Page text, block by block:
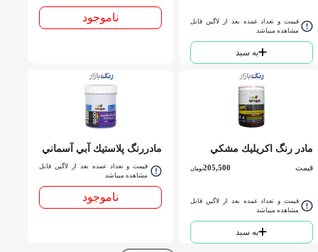
قیمت و تعداد عمده بعد از لاگین قابل
مشاهده میباشد
به سبد
ناموجود
مادر رنگ اكريليك مشكي
قیمت 205,500تومان
قیمت و تعداد عمده بعد از لاگین قابل
مشاهده میباشد
به سبد
مادررنگ پلاستيك آبي آسماني
P.V.A الوان کد 867 كوارتقیمت و تعداد عمده بعد از لاگین قابل
مشاهده میباشد
ناموجود